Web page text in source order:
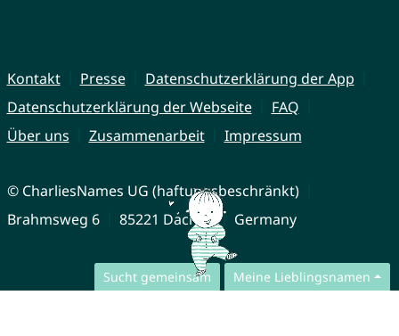
Sucht gemeinsam Meine Lieblingsnamen
Kontakt Presse
Datenschutzerklärung der App
Datenschutzerklärung der Webseite
FAQ
Über uns
Zusammenarbeit Impressum
© CharliesNames UG (haftungsbeschränkt)
Brahmsweg 6
85221 Dachau Germany